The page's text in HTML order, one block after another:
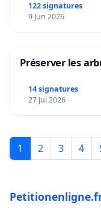
122 signatures
9 Jun 2026
Préserver les
14 signatures
27 Jul 2026
1 2 3 4